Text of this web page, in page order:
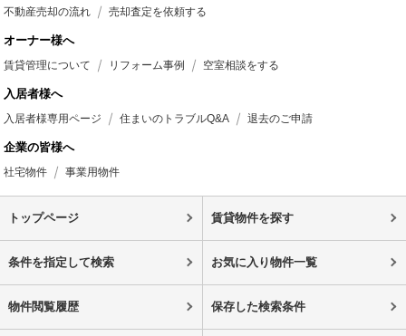
不動産売却の流れ
売却査定を依頼する
オーナー様へ
賃貸管理について リフォーム事例 空室相談をする
入居者様へ
入居者様専用ページ 住まいのトラブルQ&A 退去のご申請
企業の皆様へ
社宅物件 事業用物件
トップページ 賃貸物件を探す
条件を指定して検索 お気に入り物件一覧
物件閲覧履歴 保存した検索条件